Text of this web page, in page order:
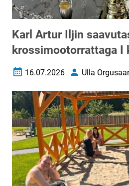
Karl Artur Iljin
krossimootorrattaga I
Loomise kuupäev
16.07.2026 AutorUlla Orgusaar